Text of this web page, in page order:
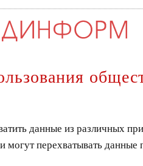
данные из различных
перехватывать данные